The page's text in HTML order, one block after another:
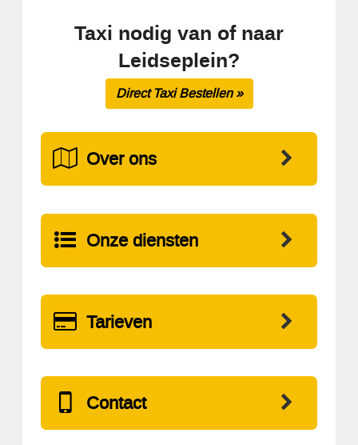
Taxi nodig van of naar
Leidseplein?
Direct Taxi Bestellen »
Over ons
Onze diensten
Tarieven
Contact